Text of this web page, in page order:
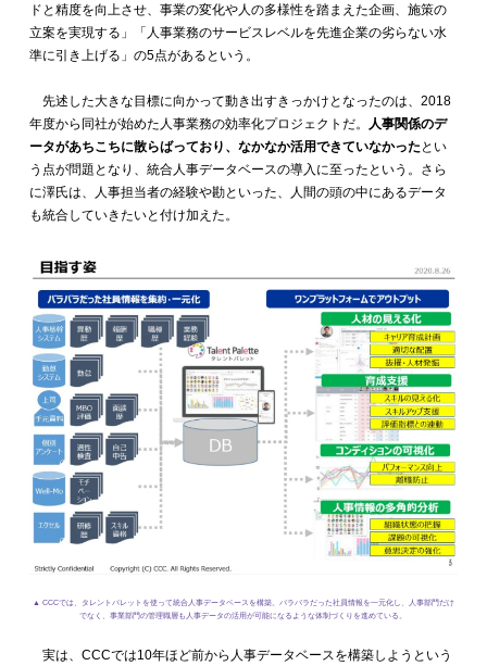
ドと精度を向上させ、事業の変化や人の多様性を踏まえた企画、施策の
立案を実現する」「人事業務のサービスレベルを先進企業の劣らない水
準に引き上げる」の5点があるという。
先述した大きな目標に向かって動き出すきっかけとなったのは、2018
年度から同社が始めた人事業務の効率化プロジェクトだ。
人事関係のデ
ータがあちこちに散らばっており、なかなか活用できていなかった とい
う点が問題となり、統合人事データベースの導入に至ったという。さら
に澤氏は、人事担当者の経験や勘といった、人間の頭の中にあるデータ
も統合していきたいと付け加えた。
▲ CCCでは、タレントパレットを使って統合人事データベースを構築。バラバラだった社員情報を一元化し、
人事部門だけ
でなく、事業部門の管理職層も人事データの活用が可能になるような体制づくりを進めている。
実は、CCCでは10年ほど前から人事データベースを構築しようという